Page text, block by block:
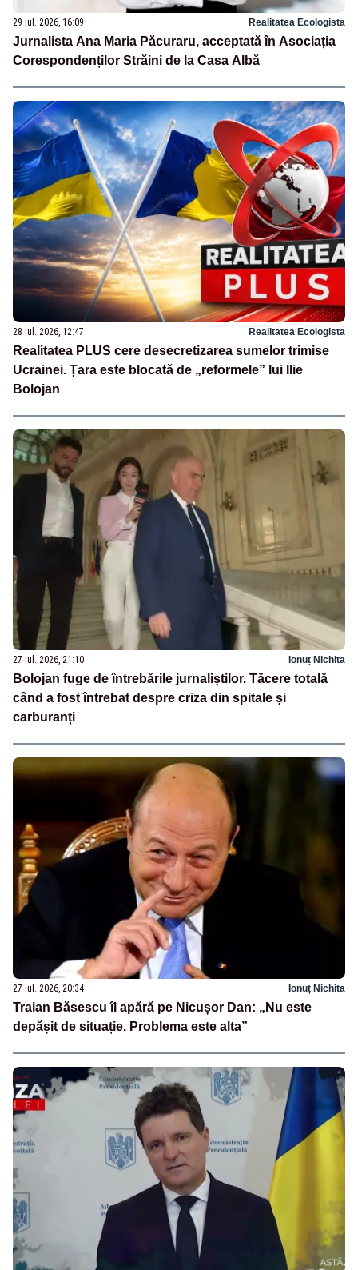
29 iul. 2026, 16:09 Realitatea Ecologista
Jurnalista Ana Maria Păcuraru, acceptată în Asociația
Corespondenților Străini de la Casa Albă
28 iul. 2026, 12:47 Realitatea Ecologista
Realitatea PLUS cere desecretizarea sumelor trimise
Ucrainei. Țara este blocată de „reformele” lui Ilie
Bolojan
27 iul. 2026, 21:10 Ionuț Nichita
Bolojan fuge de întrebările jurnaliștilor. Tăcere totală
când a fost întrebat despre criza din spitale și
carburanți
27 iul. 2026, 20:34 Ionuț Nichita
Traian Băsescu îl apără pe Nicușor Dan: „Nu este
depășit de situație. Problema este alta”